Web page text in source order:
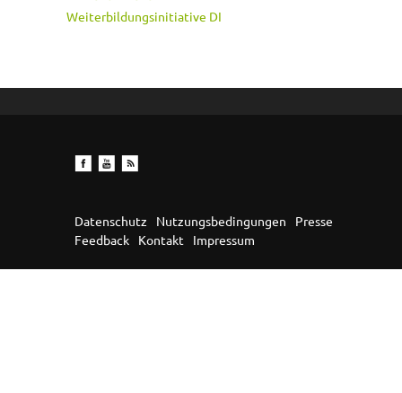
Weiterbildungsinitiative DI
Datenschutz Nutzungsbedingungen
Presse
Feedback
Kontakt Impressum